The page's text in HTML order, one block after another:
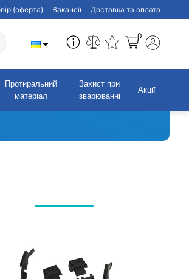
(оферта) Вакансії Доставка та оплата
0
Протиральний
матеріал
Захист при
зварюванні
Акції